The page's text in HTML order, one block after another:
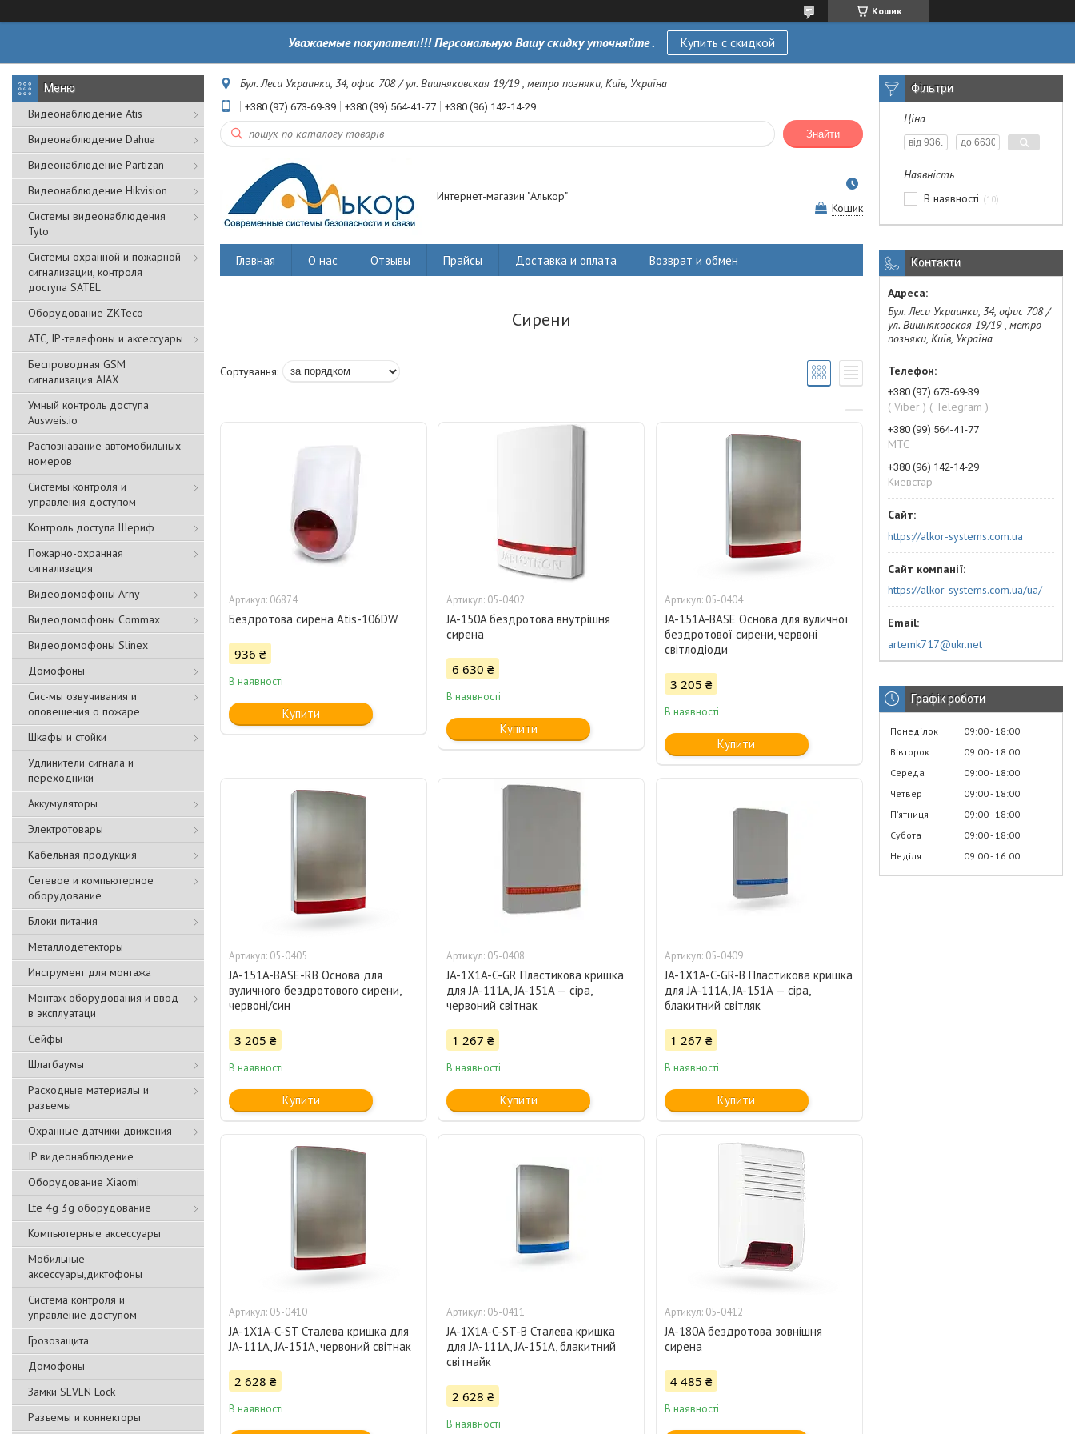
Кошик
Уважаемые покупатели!!! Персональную Вашу скидку уточняйте . Купить с скидкой
Видеонаблюдение Atis
Видеонаблюдение Dahua
Видеонаблюдение Partizan
Видеонаблюдение Hikvision
Системы видеонаблюдения
Tyto
Cистемы охранной и пожарной
сигнализации, контроля
доступа SATEL
Оборудование ZKTeco
АТС, IP-телефоны и аксессуары
Беспроводная GSM
сигнализация АJAX
Умный контроль доступа
Ausweis.io
Распознавание автомобильных
номеров
Системы контроля и
управления доступом
Контроль доступа Шериф
Пожарно-охранная
сигнализация
Видеодомофоны Arny
Видеодомофоны Commax
Видеодомофоны Slinex
Домофоны
Сис-мы озвучивания и
оповещения о пожаре
Шкафы и стойки
Удлинители сигнала и
переходники
Аккумуляторы
Электротовары
Кабельная продукция
Сетевое и компьютерное
оборудование
Блоки питания
Металлодетекторы
Инструмент для монтажа
Монтаж оборудования и ввод
в эксплуатаци
Сейфы
Шлагбаумы
Расходные материалы и
разъемы
Охранные датчики движения
IP видеонаблюдение
Оборудование Xiaomi
Lte 4g 3g оборудование
Компьютерные аксессуары
Мобильные
аксессуары,диктофоны
Система контроля и
управление доступом
Грозозащита
Домофоны
Замки SEVEN Lock
Разъемы и коннекторы
Бул. Леси Украинки, 34, офис 708 / ул. Вишняковская 19/19 , метро позняки, Київ, Україна
+380 (97) 673-69-39 +380 (99) 564-41-77 +380 (96) 142-14-29
Знайти
Интернет-магазин "Алькор"
Кошик
Главная О нас Отзывы Прайсы Доставка и оплата Возврат и обмен
Сирени
06874
Бездротова сирена Atis-106DW
936 ₴
В наявності
Купити
05-0402
JA-150A бездротова внутрішня
сирена
6 630 ₴
В наявності
Купити
05-0404
JA-151A-BASE Основа для вуличної
бездротової сирени, червоні
світлодіоди
3 205 ₴
В наявності
Купити
05-0405
JA-151A-BASE-RB Основа для
вуличного бездротового сирени,
червоні/син
3 205 ₴
В наявності
Купити
05-0408
JA-1X1A-C-GR Пластикова кришка
для JA-111A, JA-151A — сіра,
червоний світнак
1 267 ₴
В наявності
Купити
05-0409
JA-1X1A-C-GR-B Пластикова кришка
для JA-111A, JA-151A — сіра,
блакитний світляк
1 267 ₴
В наявності
Купити
05-0410
JA-1X1A-C-ST Сталева кришка для
JA-111A, JA-151A, червоний світнак
2 628 ₴
В наявності
05-0411
JA-1X1A-C-ST-B Сталева кришка
для JA-111A, JA-151A, блакитний
світнайк
2 628 ₴
В наявності
05-0412
JA-180A бездротова зовнішня
сирена
4 485 ₴
В наявності
Фільтри
Ціна
Наявність
В наявності
10
Контакти
Бул. Леси Украинки, 34, офис 708 /
ул. Вишняковская 19/19 , метро
позняки, Київ, Україна
+380 (97) 673-69-39
( Viber ) ( Telegram )
+380 (99) 564-41-77
МТС
+380 (96) 142-14-29
Киевстар
https://alkor-systems.com.ua
https://alkor-systems.com.ua/ua/
artemk717@ukr.net
Графік роботи
Понеділок 09:00 18:00
Вівторок
09:00 18:00
Середа
09:00 18:00
Четвер
09:00 18:00
Пʼятниця
09:00 18:00
Субота
09:00 18:00
Неділя
09:00 16:00